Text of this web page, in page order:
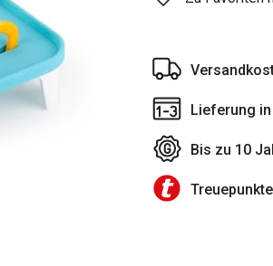
Lieferung
Bis zu 10